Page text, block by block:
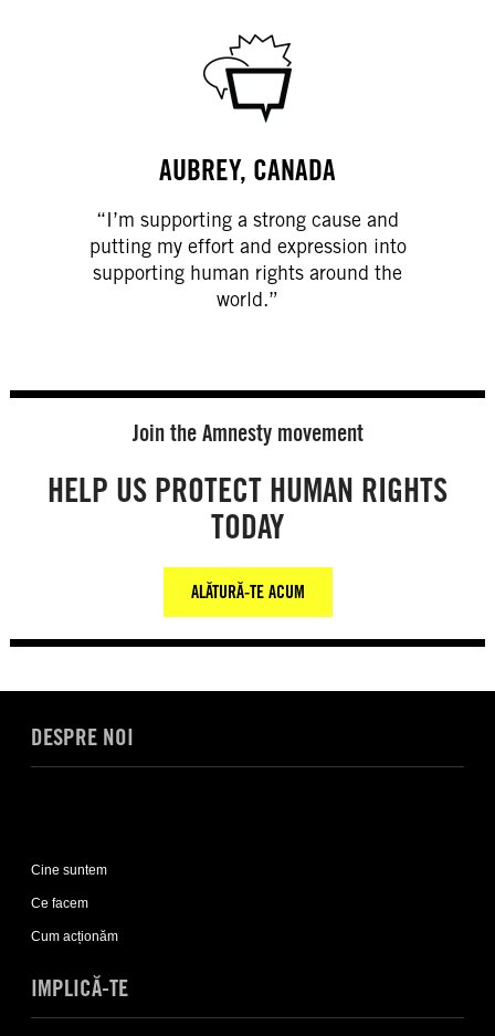
AUBREY, CANADA
“I’m supporting a strong cause and
putting my effort and expression into
supporting human rights around the
world.”
Join the Amnesty movement
HELP US PROTECT HUMAN RIGHTS
TODAY
ALĂTURĂ-TE ACUM
DESPRE NOI
Despre
noi
sub-
list
Cine suntem
Ce facem
Cum acționăm
IMPLICĂ-TE